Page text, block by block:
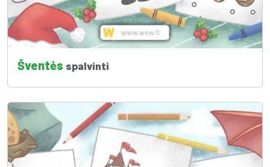
Šventės spalvinti